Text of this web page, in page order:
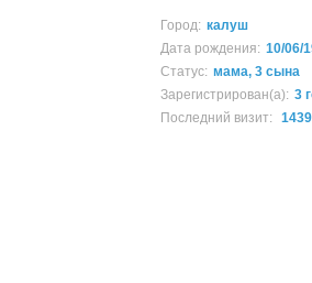
Город: калуш
Дата рождения: 10/06/
Статус: мама, 3 сына
Зарегистрирован(а): 3
Последний визит: